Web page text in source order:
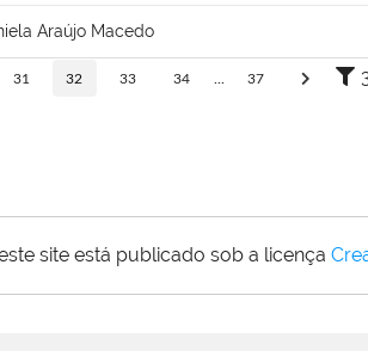
Araújo Macedo
31 32 33 34 37
site está publicado sob a licença